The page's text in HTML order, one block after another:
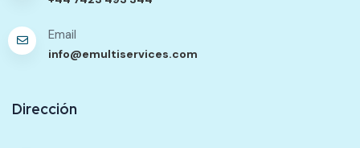
Email
info@emultiservices.com
Dirección